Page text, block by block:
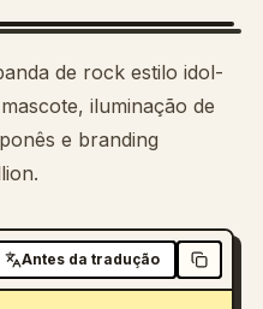
de rock estilo idol-
iluminação de
e branding
Antes da tradução